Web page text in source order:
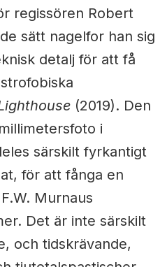
regissören Robert
sätt nagelfor han sig
detalj för att få
(2019). Den
i
särskilt fyrkantigt
för att fånga en
Murnaus
Det är inte särskilt
och tidskrävande,